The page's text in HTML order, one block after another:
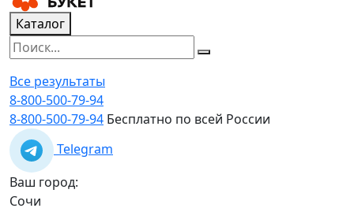
Каталог
Все результаты
8-800-500-79-94
8-800-500-79-94 Бесплатно по всей России
Telegram
Ваш город:
Сочи